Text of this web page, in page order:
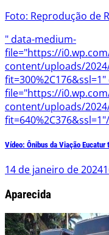
Foto: Reprodução de
" data-medium-
file="https://
content/uploads/
file="https://
content/uploads/
Vídeo: Ônibus da Viação Eucatur
14 de janeiro de 2024
Aparecida